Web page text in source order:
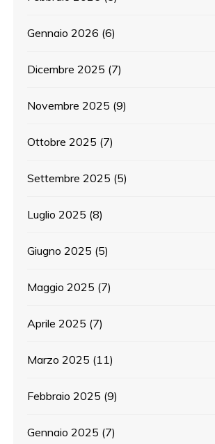
Gennaio 2026 (6)
Dicembre 2025 (7)
Novembre 2025 (9)
Ottobre 2025 (7)
Settembre 2025 (5)
Luglio 2025 (8)
Giugno 2025 (5)
Maggio 2025 (7)
Aprile 2025 (7)
Marzo 2025 (11)
Febbraio 2025 (9)
Gennaio 2025 (7)